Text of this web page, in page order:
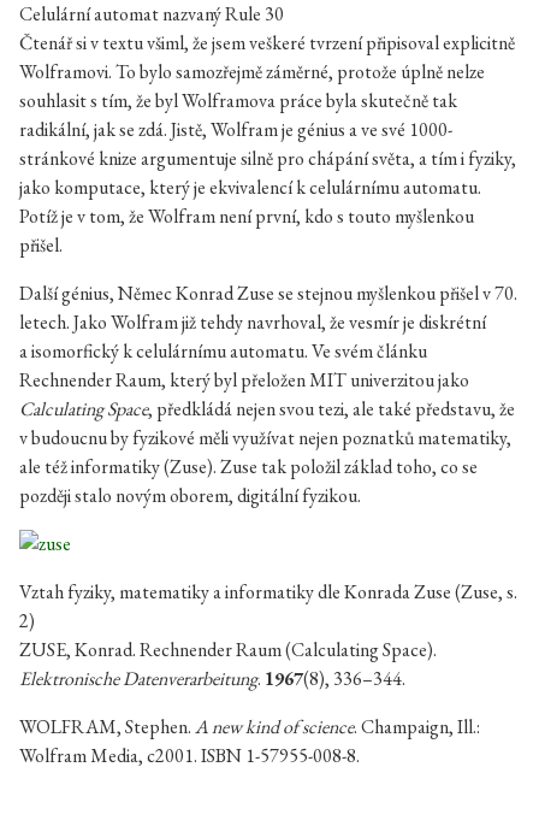
Celulární automat nazvaný Rule 30
Čtenář si v textu všiml, že jsem veškeré tvrzení připisoval explicitně
Wolframovi. To bylo samozřejmě záměrné, protože úplně nelze
souhlasit s tím, že byl Wolframova práce byla skutečně tak
radikální, jak se zdá. Jistě, Wolfram je génius a ve své 1000-
stránkové knize argumentuje silně pro chápání světa, a tím i fyziky,
jako komputace, který je ekvivalencí k celulárnímu automatu.
Potíž je v tom, že Wolfram není první, kdo s touto myšlenkou
přišel.
Další génius, Němec Konrad Zuse se stejnou myšlenkou přišel v 70.
letech. Jako Wolfram již tehdy navrhoval, že vesmír je diskrétní
a isomorfický k celulárnímu automatu. Ve svém článku
Rechnender Raum, který byl přeložen MIT univerzitou jako
Calculating Space, předkládá nejen svou tezi, ale také představu, že
v budoucnu by fyzikové měli využívat nejen poznatků matematiky,
ale též informatiky (Zuse). Zuse tak položil základ toho, co se
později stalo novým oborem, digitální fyzikou.
Vztah fyziky, matematiky a informatiky dle Konrada Zuse (Zuse, s.
2)
ZUSE, Konrad. Rechnender Raum (Calculating Space).
Elektronische Datenverarbeitung. 1967(8), 336–344.
WOLFRAM, Stephen.A new kind of science. Champaign, Ill.:
Wolfram Media, c2001. ISBN 1-57955-008-8.